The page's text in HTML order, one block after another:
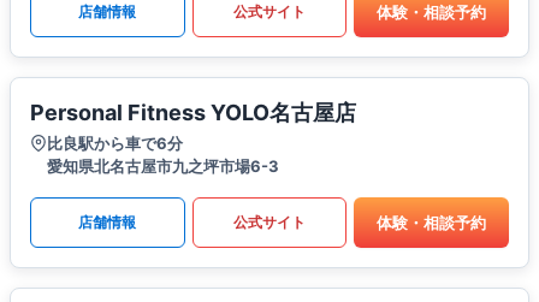
店舗情報 公式サイト 体験・相談予約
Personal Fitness YOLO名古屋店
比良駅から車で6分
愛知県北名古屋市九之坪市場6-3
店舗情報 公式サイト 体験・相談予約